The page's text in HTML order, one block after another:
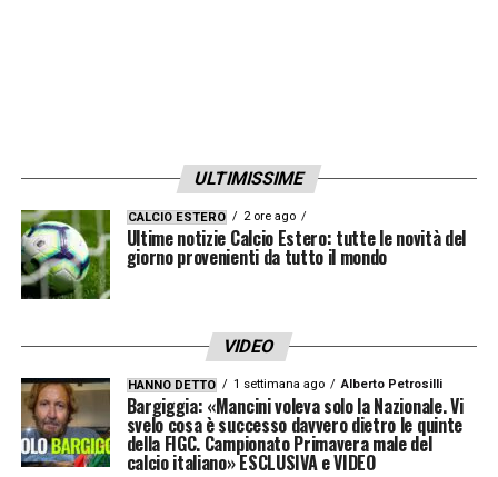
ULTIMISSIME
CALCIO ESTERO 2 ore ago
Ultime notizie Calcio Estero: tutte le novità del
giorno provenienti da tutto il mondo
VIDEO
HANNO DETTO 1 settimana ago Alberto Petrosilli
Bargiggia: «Mancini voleva solo la Nazionale. Vi
svelo cosa è successo davvero dietro le quinte
della FIGC. Campionato Primavera male del
calcio italiano» ESCLUSIVA e VIDEO